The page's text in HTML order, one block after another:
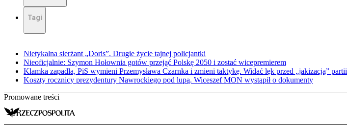
Tagi
Nietykalna sierżant „Doris”. Drugie życie tajnej policjantki
Nieoficjalnie: Szymon Hołownia gotów przejąć Polskę 2050 i zostać wicepremierem
Klamka zapadła, PiS wymieni Przemysława Czarnka i zmieni taktykę. Widać lęk przed „jakizacją” partii
Koszty rocznicy prezydentury Nawrockiego pod lupą. Wiceszef MON wystąpił o dokumenty
Promowane treści